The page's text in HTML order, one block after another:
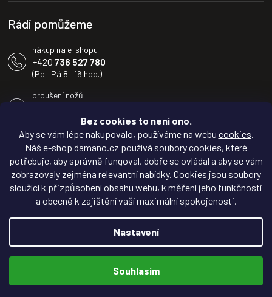
Bez cookies to není ono.
Aby se vám lépe nakupovalo, používáme na webu cookies.
Náš e-shop damano.cz používá soubory cookies, které
potřebuje, aby správně fungoval, dobře se ovládal a aby se vám
zobrazovaly zejména relevantní nabídky. Cookies jsou soubory
sloužící k přizpůsobení obsahu webu, k měření jeho funkčnosti
a obecně k zajištění vaší maximální spokojenosti.
Nastavení
Souhlasím
Rádi pomůžeme
nákup na e-shopu
+420 736 527 780
(Po—Pá 8—16 hod.)
broušení nožů
(Po—Pá 8—16 hod.)
info@damano.cz
Sledujte novinky na
Facebooku
Inspirujte se na
Instagramu
Copyright 2026DAMANO.cz. Všechna práva vyhrazena.